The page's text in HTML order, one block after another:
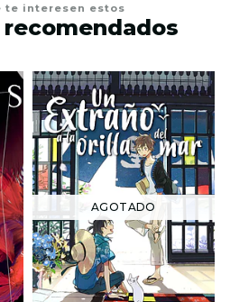
te interesen estos
AGOTADO